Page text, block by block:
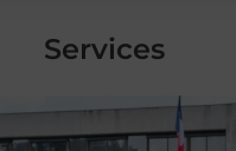
Services